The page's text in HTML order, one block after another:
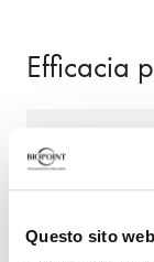
Questo sito
Efficacia